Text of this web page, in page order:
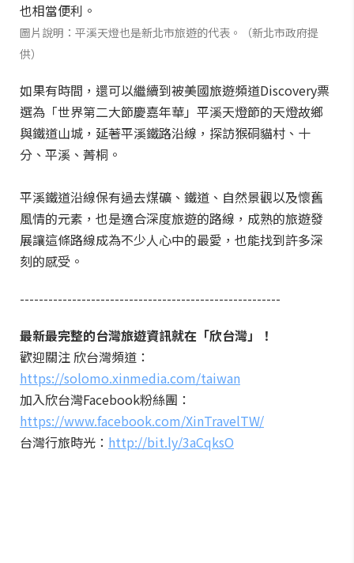
也相當便利。
圖片說明：平溪天燈也是新北市旅遊的代表。（新北市政府提
供）
如果有時間，還可以繼續到被美國旅遊頻道Discovery票
選為「世界第二大節慶嘉年華」平溪天燈節的天燈故鄉
與鐵道山城，延著平溪鐵路沿線，探訪猴硐貓村、十
分、平溪、菁桐。
平溪鐵道沿線保有過去煤礦、鐵道、自然景觀以及懷舊
風情的元素，也是適合深度旅遊的路線，成熟的旅遊發
展讓這條路線成為不少人心中的最愛，也能找到許多深
刻的感受。
-------------------------------------------------------
最新最完整的台灣旅遊資訊就在「欣台灣」！
歡迎關注 欣台灣頻道：
https://solomo.xinmedia.com/taiwan
加入欣台灣Facebook粉絲團：
https://www.facebook.com/XinTravelTW/
台灣行旅時光： http://bit.ly/3aCqksO